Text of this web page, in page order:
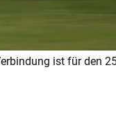
ist für den